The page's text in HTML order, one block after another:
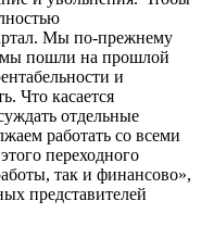
Мы по-прежнему
мы пошли на прошлой
и
Что касается
отдельные
работать со всеми
переходного
так и финансово»,
представителей